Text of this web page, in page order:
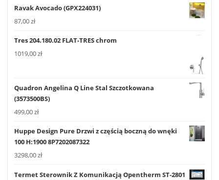
Ravak Avocado (GPX224031)
87,00zł
Tres 204.180.02 FLAT-TRES chrom
1019,00zł
Quadron Angelina Q Line Stal Szczotkowana
(3573500BS)
499,00zł
Huppe Design Pure Drzwi z częścią boczną do wnęki
100 H:1900 8P7202087322
3298,00zł
Termet Sterownik Z Komunikacją Opentherm ST-2801